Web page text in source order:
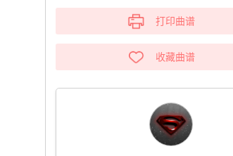
打印曲谱
收藏曲谱